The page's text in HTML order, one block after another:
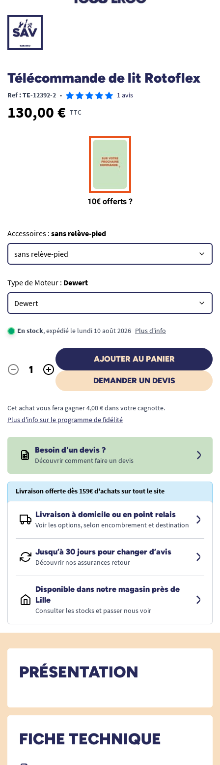
Télécommande de lit Rotoflex
Ref : TE-12392-2 • 1 avis
130,00 € TTC
Accessoires : sans relève-pied
Type de Moteur : Dewert
En stock, expédié le lundi 10 août 2026 Plus d'info
Quantité
- +
AJOUTER AU PANIER
DEMANDER UN DEVIS
Cet achat vous fera gagner 4,00 € dans votre cagnotte.
Plus d'info sur le programme de fidélité
Besoin d'un devis ?
Découvrir comment faire un devis
Livraison offerte dès 159€ d'achats sur tout le site
Livraison à domicile ou en point relais
Voir les options, selon encombrement et destination
Jusqu’à 30 jours pour changer d’avis
Découvrir nos assurances retour
Disponible dans notre magasin près de
Lille
Consulter les stocks et passer nous voir
PRÉSENTATION
FICHE TECHNIQUE